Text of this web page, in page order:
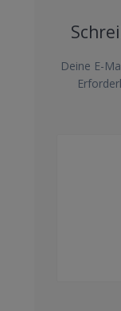
Deine E-